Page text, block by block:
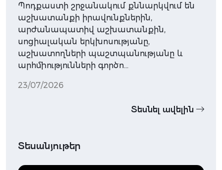
Պոդքաստի շրջանակում քննարկվում են
աշխատանքի իրավունքներին,
արժանապատիվ աշխատանքին,
սոցիալական երկխոսությանը,
աշխատողների պաշտպանությանը և
արհմիությունների գործո…
23/07/2026
Տեսնել ավելին
Տեսանյութեր